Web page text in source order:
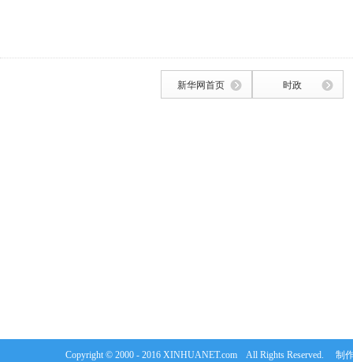
新华网首页 时政
Copyright © 2000 - 2016 XINHUANET.com All Rights Reserved. 制